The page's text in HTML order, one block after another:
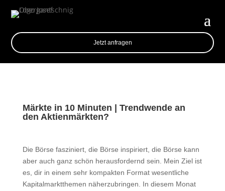
Jetzt anfragen
Märkte in 10 Minuten | Trendwende an
den Aktienmärkten?
Die Börse fasziniert, die Börse inspiriert, die Börse kann
aber auch ganz schön herausfordernd sein. Mein Ziel ist
es, dir in einem sehr kompakten Format wesentliche
Kapitalmarktthemen näherzubringen. In diesem Monat